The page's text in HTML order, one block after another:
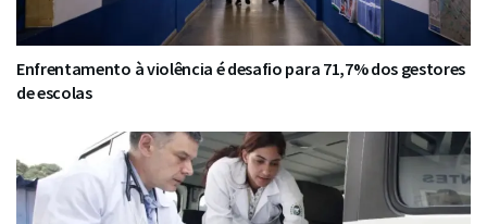
Enfrentamento à violência é desafio para 71,7% dos gestores
de escolas